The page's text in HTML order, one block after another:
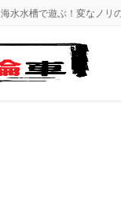
海水水槽で遊ぶ！変なノリ